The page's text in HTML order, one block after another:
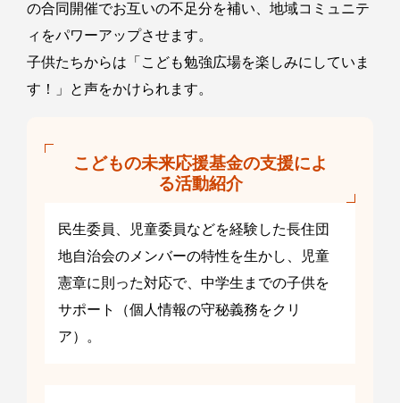
の合同開催でお互いの不足分を補い、地域コミュニテ
ィをパワーアップさせます。
子供たちからは「こども勉強広場を楽しみにしていま
す！」と声をかけられます。
こどもの未来応援基金の支援によ
る活動紹介
民生委員、児童委員などを経験した長住団
地自治会のメンバーの特性を生かし、児童
憲章に則った対応で、中学生までの子供を
サポート（個人情報の守秘義務をクリ
ア）。